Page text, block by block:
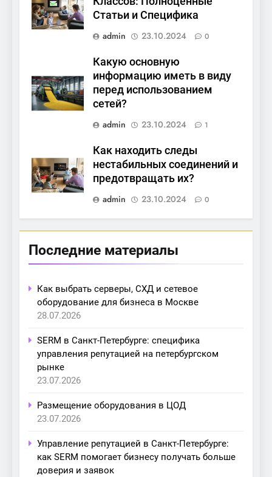
Статьи и Специфика
admin
23.10.2024 0
Какую основную
информацию иметь в виду
перед использованием
сетей?
admin
23.10.2024 1
Как находить следы
нестабильных соединений и
предотвращать их?
admin
23.10.2024 0
Последние материалы
Как выбрать серверы, СХД и сетевое
оборудование для бизнеса в Москве
28.07.2026
SERM в Санкт-Петербурге: специфика
управления репутацией на петербургском
рынке
23.07.2026
Размещение оборудования в ЦОД
23.07.2026
Управление репутацией в Санкт-Петербурге:
как SERM помогает бизнесу получать больше
доверия и заявок